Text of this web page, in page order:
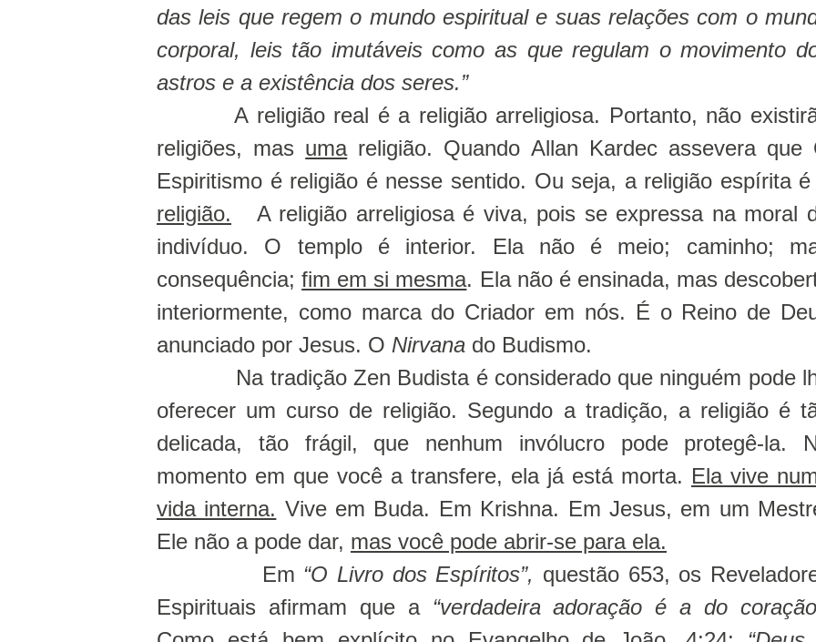
das leis que regem o mundo espiritual e suas relações com o
corporal, leis tão imutáveis como as que regulam o movimento
astros e a existência dos seres.”
A religião real é a religião arreligiosa. Portanto, não
religiões, mas umareligião. Quando Allan Kardec assevera que
Espiritismo é religião é nesse sentido. Ou seja, a religião espírita é
religião.
A religião arreligiosa é viva, pois se expressa na moral
indivíduo. O templo é interior. Ela não é meio; caminho;
consequência;fim em si mesma. Ela não é ensinada, mas
interiormente, como marca do Criador em nós. É o Reino de
anunciado por Jesus. O Nirvana do Budismo.
Na tradição Zen Budista é considerado que ninguém pode
oferecer um curso de religião. Segundo a tradição, a religião é
delicada, tão frágil, que nenhum invólucro pode protegê-la.
momento em que você a transfere, ela já está morta. Ela vive
vida interna. Vive em Buda. Em Krishna. Em Jesus, em um
Ele não a pode dar, mas você pode abrir-se para ela.
Em “O Livro dos Espíritos”, questão 653, os
Espirituais afirmam que a “verdadeira adoração é a do